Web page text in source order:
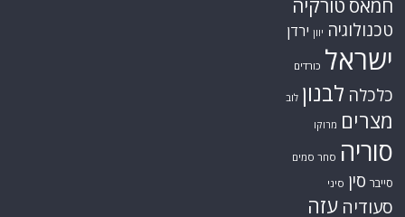
חמאס טורקיה
טכנולוגיה יוון ירדן
ישראל כורדים
כלכלה לבנון לוב
מצרים מרוקו
סוריה סחר סמים
סייבר סין סיני
סעודיה עזה